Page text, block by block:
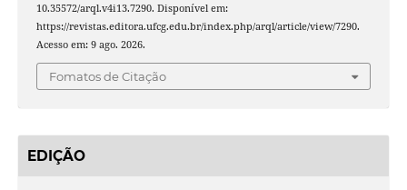
10.35572/arql.v4i13.7290. Disponível em:
https://revistas.editora.ufcg.edu.br/index.php/arql/article/view/7290.
Acesso em: 9 ago. 2026.
Fomatos de Citação
EDIÇÃO